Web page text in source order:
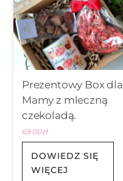
Prezentowy Box dla
Mamy z mleczną
czekoladą.
69.00zł
DOWIEDZ SIĘ
WIĘCEJ